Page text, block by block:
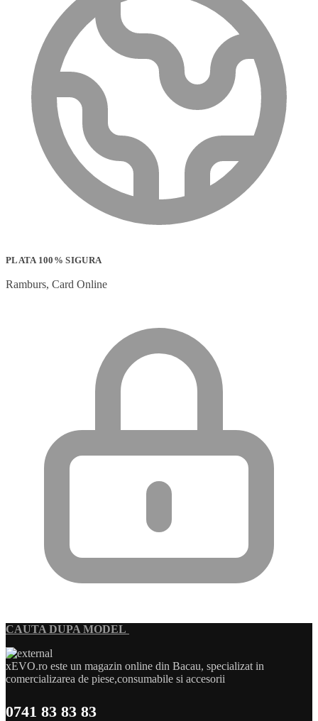
PLATA 100% SIGURA
Ramburs, Card Online
CAUTA DUPA MODEL
xEVO.ro este un magazin online din Bacau, specializat in
comercializarea de piese,consumabile si accesorii
0741 83 83 83